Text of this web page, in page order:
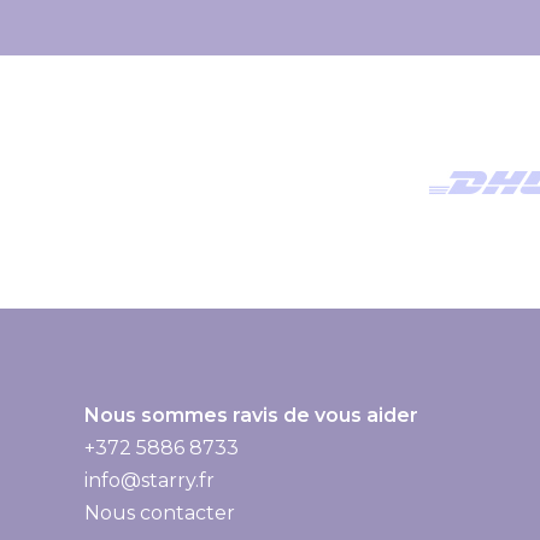
s
Nous sommes ravis de vous aider
+372 5886 8733
info@starry.fr
Nous contacter